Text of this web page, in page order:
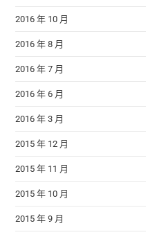
2016 年 10 月
2016 年 8 月
2016 年 7 月
2016 年 6 月
2016 年 3 月
2015 年 12 月
2015 年 11 月
2015 年 10 月
2015 年 9 月